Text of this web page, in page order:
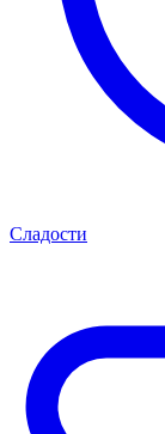
Сладости